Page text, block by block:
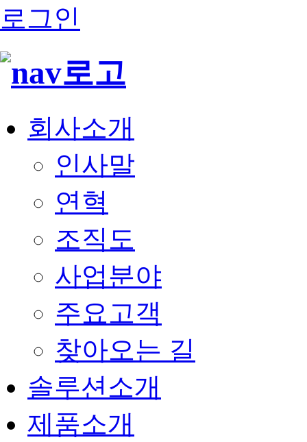
로그인
회사소개
인사말
연혁
조직도
사업분야
주요고객
찾아오는 길
솔루션소개
제품소개